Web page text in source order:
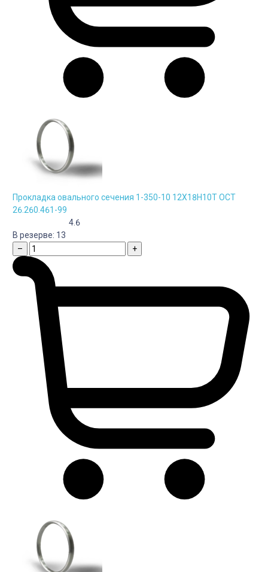
Прокладка овального сечения 1-350-10 12Х18Н10Т ОСТ
26.260.461-99
4.6
В резерве: 13
–
+